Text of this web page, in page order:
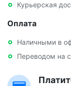
Курьерская
Оплата
Наличными в
Переводом на